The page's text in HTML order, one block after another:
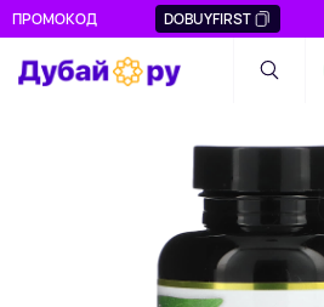
ПРОМОКОД DOBUYFIRST